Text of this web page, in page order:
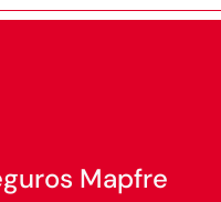
Mapfre